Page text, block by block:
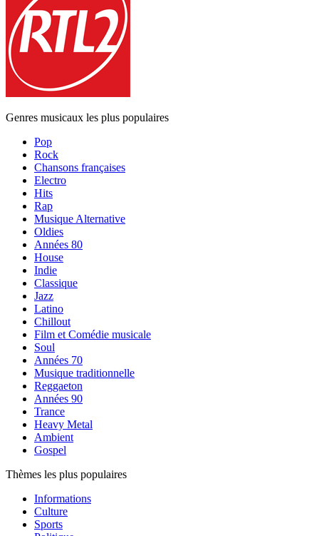
Genres musicaux les plus populaires
Pop
Rock
Chansons françaises
Electro
Hits
Rap
Musique Alternative
Oldies
Années 80
House
Indie
Classique
Jazz
Latino
Chillout
Film et Comédie musicale
Soul
Années 70
Musique traditionnelle
Reggaeton
Années 90
Trance
Heavy Metal
Ambient
Gospel
Thèmes les plus populaires
Informations
Culture
Sports